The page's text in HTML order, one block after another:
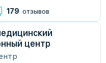
179 отзывов
центр